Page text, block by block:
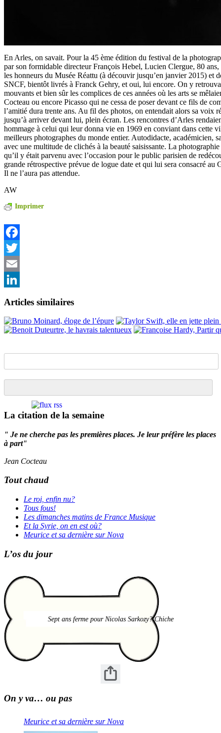
En Arles, on savait. Pour la 45 ème édition du festival de la
par son formidable directeur François Hebel, Lucien Clergue, 80 ans,
les honneurs du Musée Réattu (à découvir jusqu’en janvier 2015) et
SNCF, bientôt livrés à Franck Gehry, et oui, lui encore. On y
mouvants et bien sûr les complices de ces années où les arts se
Cocteau ou encore Picasso qui ne cessa de poser devant ce fils de
l’amitié dura trente ans. Au fil des photos, on entendait alors sa voix
jusqu’à arriver devant lui, plein écran. Les rencontres d’Arles
hommage à celui qui leur donna vie en 1969 en conviant dans cette
meilleurs photographes du monde entier. Autodidacte, académicien,
avec une multitude de clichés à la beauté saisissante. La
qu’il y était parvenu avec l’occasion pour le public parisien de
grande rétrospective prévue de logue date et qui lui sera consacré au
Il ne l’aura pas attendue.
AW
Imprimer
Facebook
Twitter
Email
Articles similaires
La citation de la semaine
" Je ne cherche pas les premières places. Je leur préfère les places
à part"
Jean Cocteau
Tout chaud
Le roi, enfin nu?
Tous fous!
Les dimanches matins de France Musique
Et la Syrie, on en est où?
Meurice et sa dernière sur Nova
L’os du jour
Sept ans ferme pour Nicolas Sarkozy? Chiche
On y va… ou pas
Meurice et sa dernière sur Nova